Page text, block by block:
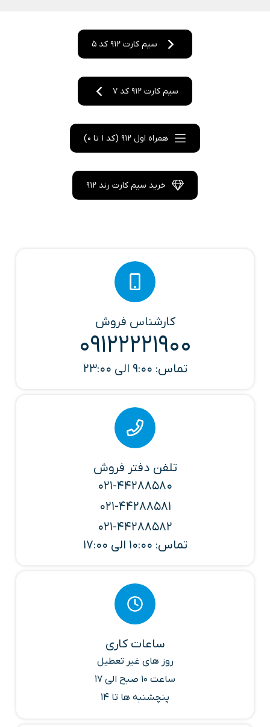
سیم کارت 912 کد 5
سیم کارت 912 کد 7
همراه اول 912 (کد 1 تا 0)
خرید سیم کارت رند 912
کارشناس فروش
09122221900
تماس: 9:00 الی 23:00
تلفن دفتر فروش
021-44288580
021-44288581
021-44288582
تماس: 10:00 الی 17:00
ساعات کاری
روز های غیر تعطیل
ساعت 10 صبح الی 17
پنچشنبه ها تا 14